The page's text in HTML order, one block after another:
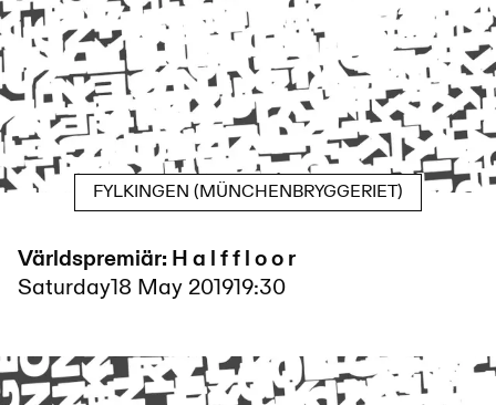
FYLKINGEN (MÜNCHENBRYGGERIET)
Världspremiär: H a l f f l o o r
Saturday18 May 201919:30